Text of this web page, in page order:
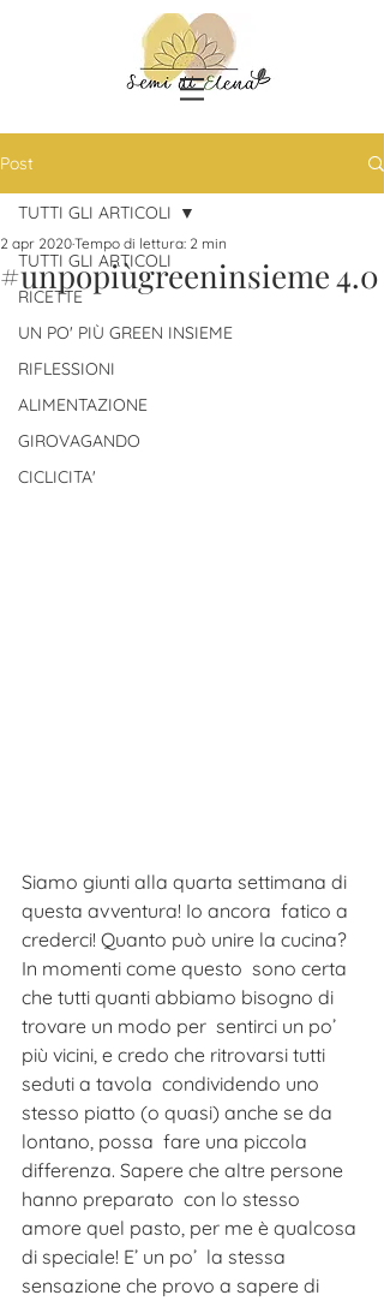
Post
TUTTI GLI ARTICOLI
RICETTE
UN PO' PIÙ GREEN INSIEME
RIFLESSIONI
ALIMENTAZIONE
GIROVAGANDO
CICLICITA'
TUTTI GLI ARTICOLI
#unpopiùgreeninsieme 4.0
2 apr 2020Tempo di lettura: 2 min
Siamo giunti alla quarta settimana di
questa avventura! Io ancora  fatico a
crederci! Quanto può unire la cucina?
In momenti come questo  sono certa
che tutti quanti abbiamo bisogno di
trovare un modo per  sentirci un po’
più vicini, e credo che ritrovarsi tutti
seduti a tavola  condividendo uno
stesso piatto (o quasi) anche se da
lontano, possa  fare una piccola
differenza. Sapere che altre persone
hanno preparato  con lo stesso
amore quel pasto, per me è qualcosa
di speciale! E’ un po’  la stessa
sensazione che provo a sapere di